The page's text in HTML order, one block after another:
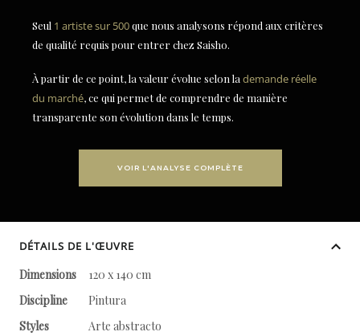
Seul 1 artiste sur 500que nous analysons répond aux critères
de qualité requis pour entrer chez Saisho.
À partir de ce point, la valeur évolue selon la demande réelle
du marché, ce qui permet de comprendre de manière
transparente son évolution dans le temps.
VOIR L'ANALYSE COMPLÈTE
DÉTAILS DE L'ŒUVRE
Dimensions
120 x 140 cm
Discipline
Pintura
Styles
Arte abstracto